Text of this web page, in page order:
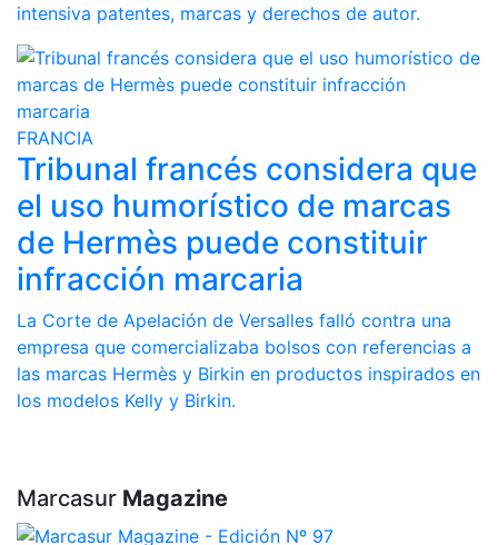
intensiva patentes, marcas y derechos de autor.
FRANCIA
Tribunal francés considera que
el uso humorístico de marcas
de Hermès puede constituir
infracción marcaria
La Corte de Apelación de Versalles falló contra una
empresa que comercializaba bolsos con referencias a
las marcas Hermès y Birkin en productos inspirados en
los modelos Kelly y Birkin.
Marcasur Magazine